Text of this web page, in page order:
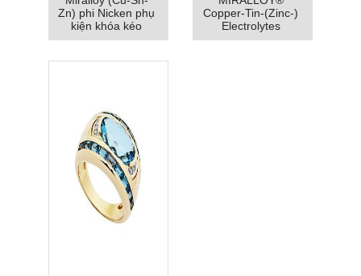
Zn) phi Nicken phụ
kiện khóa kéo
Copper-Tin-(Zinc-)
Electrolytes